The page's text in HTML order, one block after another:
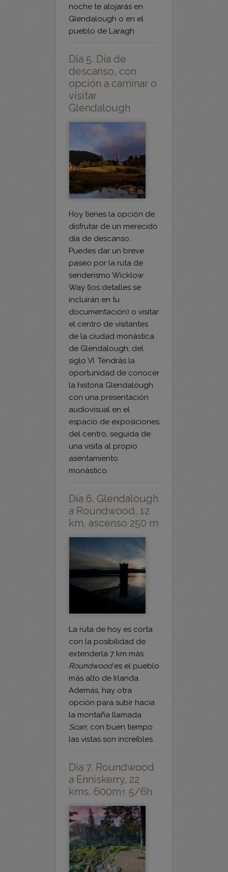
pueblo de Laragh
Día 5. Día de
opción a caminar o
visitar
Glendalough
Hoy tienes la opción de
día de descanso.
Puedes dar un breve
paseo por la ruta de
senderismo Wicklow
Way (los detalles se
incluirán en tu
documentación) o visitar
el centro de visitantes
de la ciudad monástica
de Glendalough, del
siglo VI. Tendrás la
oportunidad de conocer
la historia Glendalough
con una presentación
audiovisual en el
espacio de exposiciones
del centro, seguida de
una visita al propio
asentamiento
monástico.
Día 6. Glendalough
km, ascenso 250 m
extenderla 7 km más.
Roundwoodes el pueblo
más alto de Irlanda.
Además, hay otra
opción para subir hacia
la montaña llamada
Scarr, con buen tiempo
las vistas son increíbles.
Día 7. Roundwood
kms, 600m↑ 5/6h